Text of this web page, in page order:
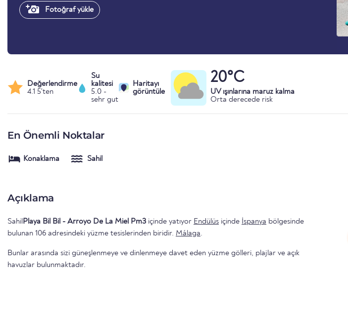
Fotoğraf yükle
Değerlendirme
4.1 5'ten
Su
kalitesi
5.0 -
sehr gut
Haritayı
görüntüle
20°C
UV ışınlarına maruz kalma
Orta derecede risk
En Önemli Noktalar
Konaklama Sahil
Açıklama
Sahil Playa Bil Bil - Arroyo De La Miel Pm3 içinde yatıyor Endülüs içinde İspanya bölgesinde
bulunan 106 adresindeki yüzme tesislerinden biridir. Málaga.
Bunlar arasında sizi güneşlenmeye ve dinlenmeye davet eden yüzme gölleri, plajlar ve açık
havuzlar bulunmaktadır.